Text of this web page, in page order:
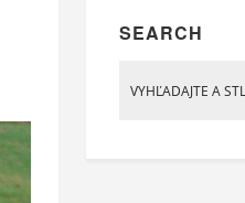
SEARCH